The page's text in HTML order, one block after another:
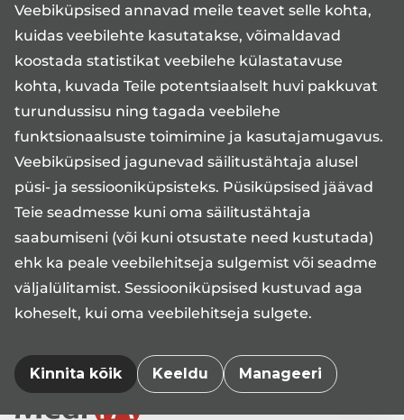
Veebiküpsised annavad meile teavet selle kohta,
kuidas veebilehte kasutatakse, võimaldavad
koostada statistikat veebilehe külastatavuse
kohta, kuvada Teile potentsiaalselt huvi pakkuvat
turundussisu ning tagada veebilehe
funktsionaalsuste toimimine ja kasutajamugavus.
Veebiküpsised jagunevad säilitustähtaja alusel
püsi- ja sessiooniküpsisteks. Püsiküpsised jäävad
Teie seadmesse kuni oma säilitustähtaja
saabumiseni (või kuni otsustate need kustutada)
ehk ka peale veebilehitseja sulgemist või seadme
väljalülitamist. Sessiooniküpsised kustuvad aga
koheselt, kui oma veebilehitseja sulgete.
Kinnita kõik Keeldu Manageeri
Eriarsti või spetsialisti juurde saab vastuvõtuaega
Medita kliiniku veebiregistratuuris
Oleme taas avatud alates 26. juunist!
Meeleolukaid pühi soovides,
Medita kliinik